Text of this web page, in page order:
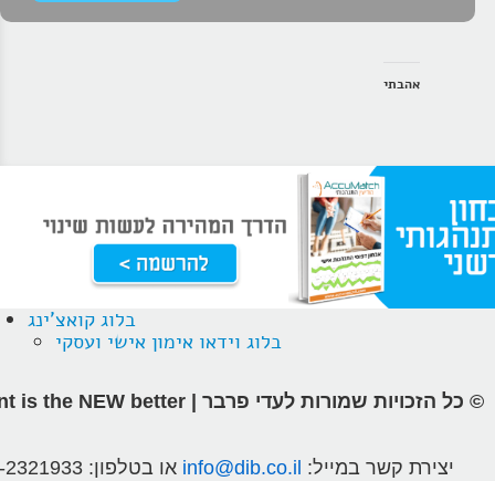
אהבתי
בלוג קואצ'ינג
בלוג וידאו אימון אישי ועסקי
© כל הזכויות שמורות לעדי פרבר | different is the NEW better
יצירת קשר במייל: info@dib.co.il או בטלפון: 2321933